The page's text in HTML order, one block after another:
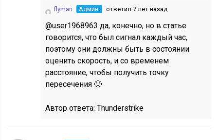
flyman Админ. ответил 7 лет назад
@user1968963 да, конечно, но в статье
говорится, что был сигнал каждый час,
поэтому они должны быть в состоянии
оценить скорость, и со временем
расстояние, чтобы получить точку
пересечения 🙂
Автор ответа:Thunderstrike